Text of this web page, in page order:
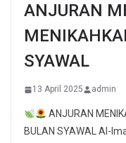
ANJURAN
SYAWAL
13 April 2025 admin
ANJURAN
BULAN SYAWAL Al-